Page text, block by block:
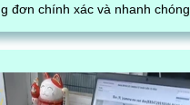
đơn chính xác và nhanh chóng